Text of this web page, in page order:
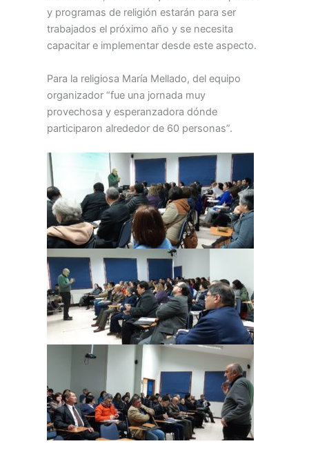
y programas de religión estarán para ser
trabajados el próximo año y se necesita
capacitar e implementar desde este aspecto.
Para la religiosa María Mellado, del equipo
organizador “fue una jornada muy
provechosa y esperanzadora dónde
participaron alrededor de 60 personas”.